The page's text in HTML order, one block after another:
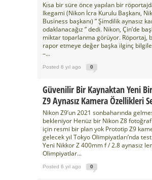
Kısa bir süre önce yapılan bir
Ikegami (Nikon İcra Kurulu Başkanı,
Business başkanı) ” Şimdilik aynasız
odaklanacağız ” dedi. Nikon, Çin’de
miktar toparlanma görüyor. Röportaj,
rapor etmeye değer başka ilginç
–...
Posted 6 yıl ago 0
Güvenilir Bir Kaynaktan Yeni
Z9 Aynasız Kamera Özellikleri
Nikon Z9’un 2021 sonbaharında
bekleniyor Henüz bir Nikon Z8
için resmi bir plan yok Prototip Z9
gelecek yıl Tokyo Olimpiyatları’nda
Yeni Nikkor Z 400mm f / 2.8 aynasız
Olimpiyatlar...
Posted 6 yıl ago 0